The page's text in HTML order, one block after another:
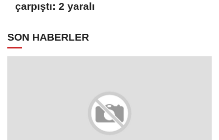
çarpıştı: 2 yaralı
SON HABERLER